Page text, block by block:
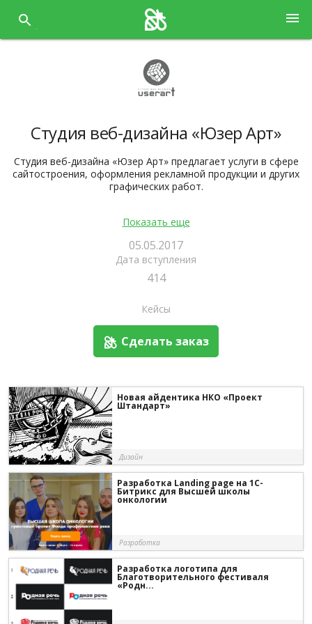
содержанию
menu
Студия веб-дизайна «Юзер Арт»
Студия веб-дизайна «Юзер Арт» предлагает услуги в сфере
сайтостроения, оформления рекламной продукции и других
графических работ.
http://www.user-art.ru/
Показать еще
05.05.2017
Дата вступления
414
Кейсы
Сделать заказ
Новая айдентика НКО «Проект
Штандарт»
Дизайн
Разработка Landing page на 1С-
Битрикс для Высшей школы
онкологии
Разработка
Разработка логотипа для
Благотворительного фестиваля
«Родн...